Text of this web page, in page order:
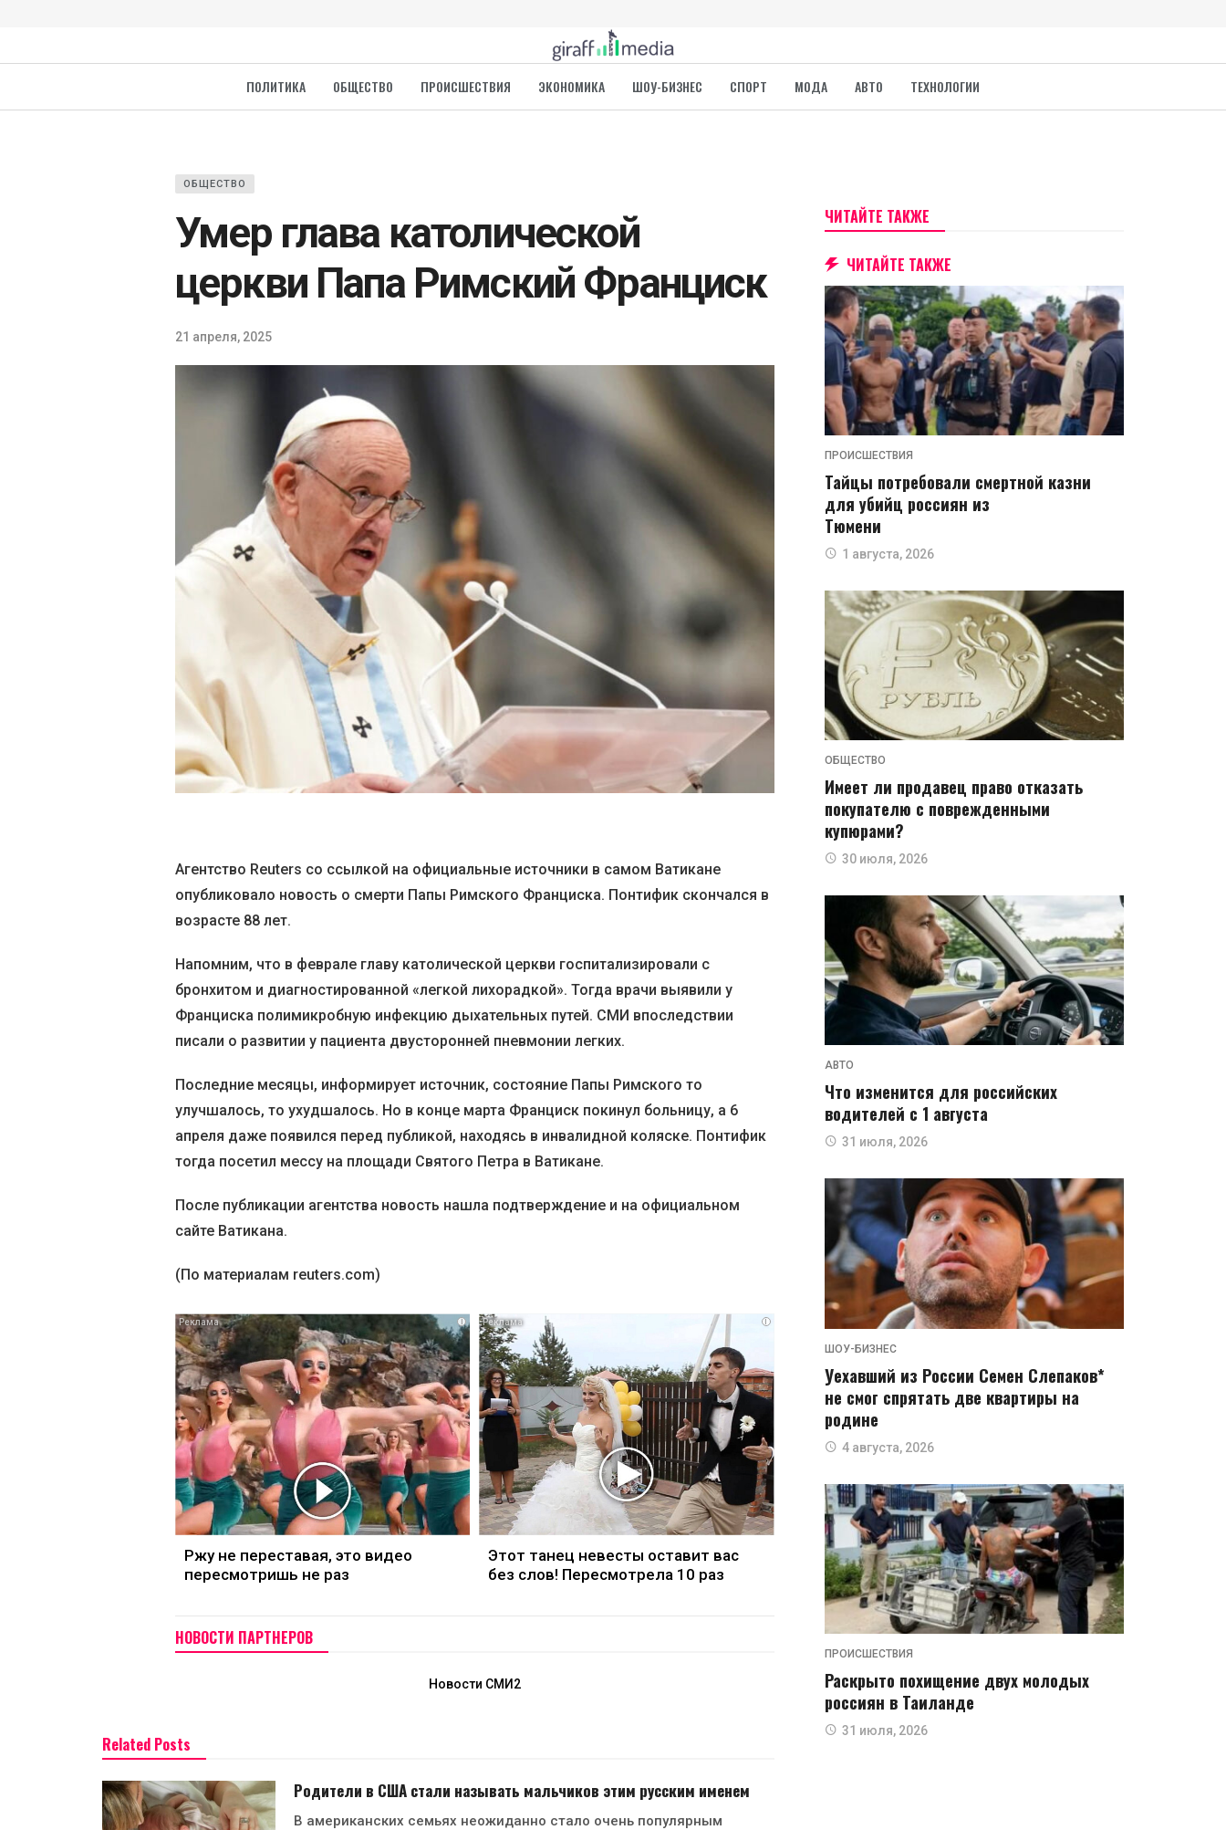
ПОЛИТИКА ОБЩЕСТВО ПРОИСШЕСТВИЯ ЭКОНОМИКА ШОУ-БИЗНЕС СПОРТ МОДА АВТО ТЕХНОЛОГИИ
ОБЩЕСТВО
Умер глава католической
церкви Папа Римский Франциск
21 апреля, 2025
Агентство Reuters со ссылкой на официальные источники в самом Ватикане
опубликовало новость о смерти Папы Римского Франциска. Понтифик скончался в
возрасте 88 лет.
Напомним, что в феврале главу католической церкви госпитализировали с
бронхитом и диагностированной «легкой лихорадкой». Тогда врачи выявили у
Франциска полимикробную инфекцию дыхательных путей. СМИ впоследствии
писали о развитии у пациента двусторонней пневмонии легких.
Последние месяцы, информирует источник, состояние Папы Римского то
улучшалось, то ухудшалось. Но в конце марта Франциск покинул больницу, а 6
апреля даже появился перед публикой, находясь в инвалидной коляске. Понтифик
тогда посетил мессу на площади Святого Петра в Ватикане.
После публикации агентства новость нашла подтверждение и на официальном
сайте Ватикана.
(По материалам reuters.com)
i
Ржу не переставая, это видео
пересмотришь не раз
i
Этот танец невесты оставит вас
без слов! Пересмотрела 10 раз
НОВОСТИ ПАРТНЕРОВ
Новости СМИ2
Related Posts
Родители в США стали называть мальчиков этим русским именем
В американских семьях неожиданно стало очень популярным
ЧИТАЙТЕ ТАКЖЕ
ЧИТАЙТЕ ТАКЖЕ
ПРОИСШЕСТВИЯ
Тайцы потребовали смертной казни
для убийц россиян из
Тюмени
1 августа, 2026
ОБЩЕСТВО
Имеет ли продавец право отказать
покупателю с поврежденными
купюрами?
30 июля, 2026
АВТО
Что изменится для российских
водителей с 1 августа
31 июля, 2026
ШОУ-БИЗНЕС
Уехавший из России Семен Слепаков*
не смог спрятать две квартиры на
родине
4 августа, 2026
ПРОИСШЕСТВИЯ
Раскрыто похищение двух молодых
россиян в Таиланде
31 июля, 2026